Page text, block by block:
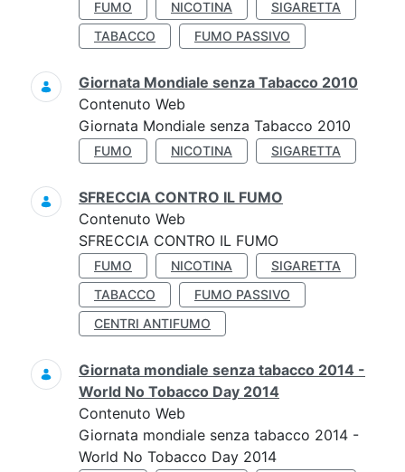
FUMO NICOTINA
SIGARETTA
TABACCO
FUMO PASSIVO
Giornata Mondiale senza Tabacco 2010
Contenuto Web
Giornata Mondiale senza Tabacco 2010
FUMO NICOTINA SIGARETTA
SFRECCIA CONTRO IL FUMO
Contenuto Web
SFRECCIA CONTRO IL FUMO
FUMO NICOTINA
SIGARETTA
TABACCO
FUMO PASSIVO
CENTRI ANTIFUMO
Giornata mondiale senza tabacco 2014 -
World No Tobacco Day 2014
Contenuto Web
Giornata mondiale senza tabacco 2014 -
World No Tobacco Day 2014